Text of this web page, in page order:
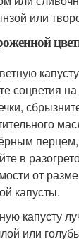
или
соцветия
перцем,
в
от
капусты.
капусту
или